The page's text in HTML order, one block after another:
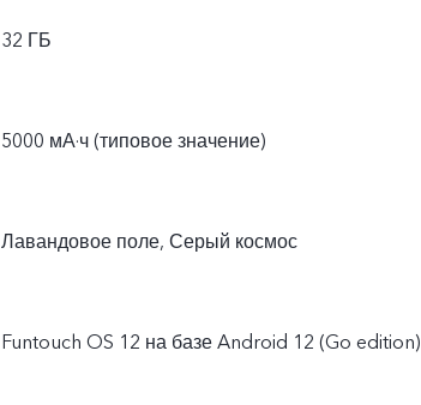
32 ГБ
5000 мА·ч (типовое значение)
Лавандовое поле, Серый космос
Funtouch OS 12 на базе Android 12 (Go edition)